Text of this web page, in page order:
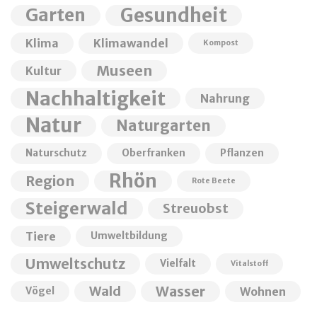
Garten Gesundheit
Klima Klimawandel Kompost
Kultur Museen
Nachhaltigkeit Nahrung
Natur Naturgarten
Naturschutz Oberfranken Pflanzen
Region Rhön Rote Beete
Steigerwald Streuobst
Tiere Umweltbildung
Umweltschutz Vielfalt Vitalstoff
Vögel Wald Wasser Wohnen